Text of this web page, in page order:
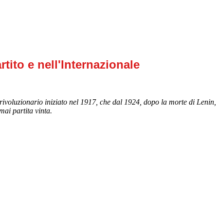
e nell'Internazionale
iniziato nel 1917, che dal 1924, dopo la morte di
partita vinta.